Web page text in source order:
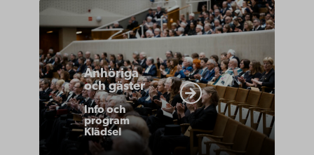
Anhöriga
och gäster
Info och
program
Klädsel
https://www.abo.fi/om-
abo-
akademi/akademiska-
traditioner/promotion-
anhoriga-
gaster/